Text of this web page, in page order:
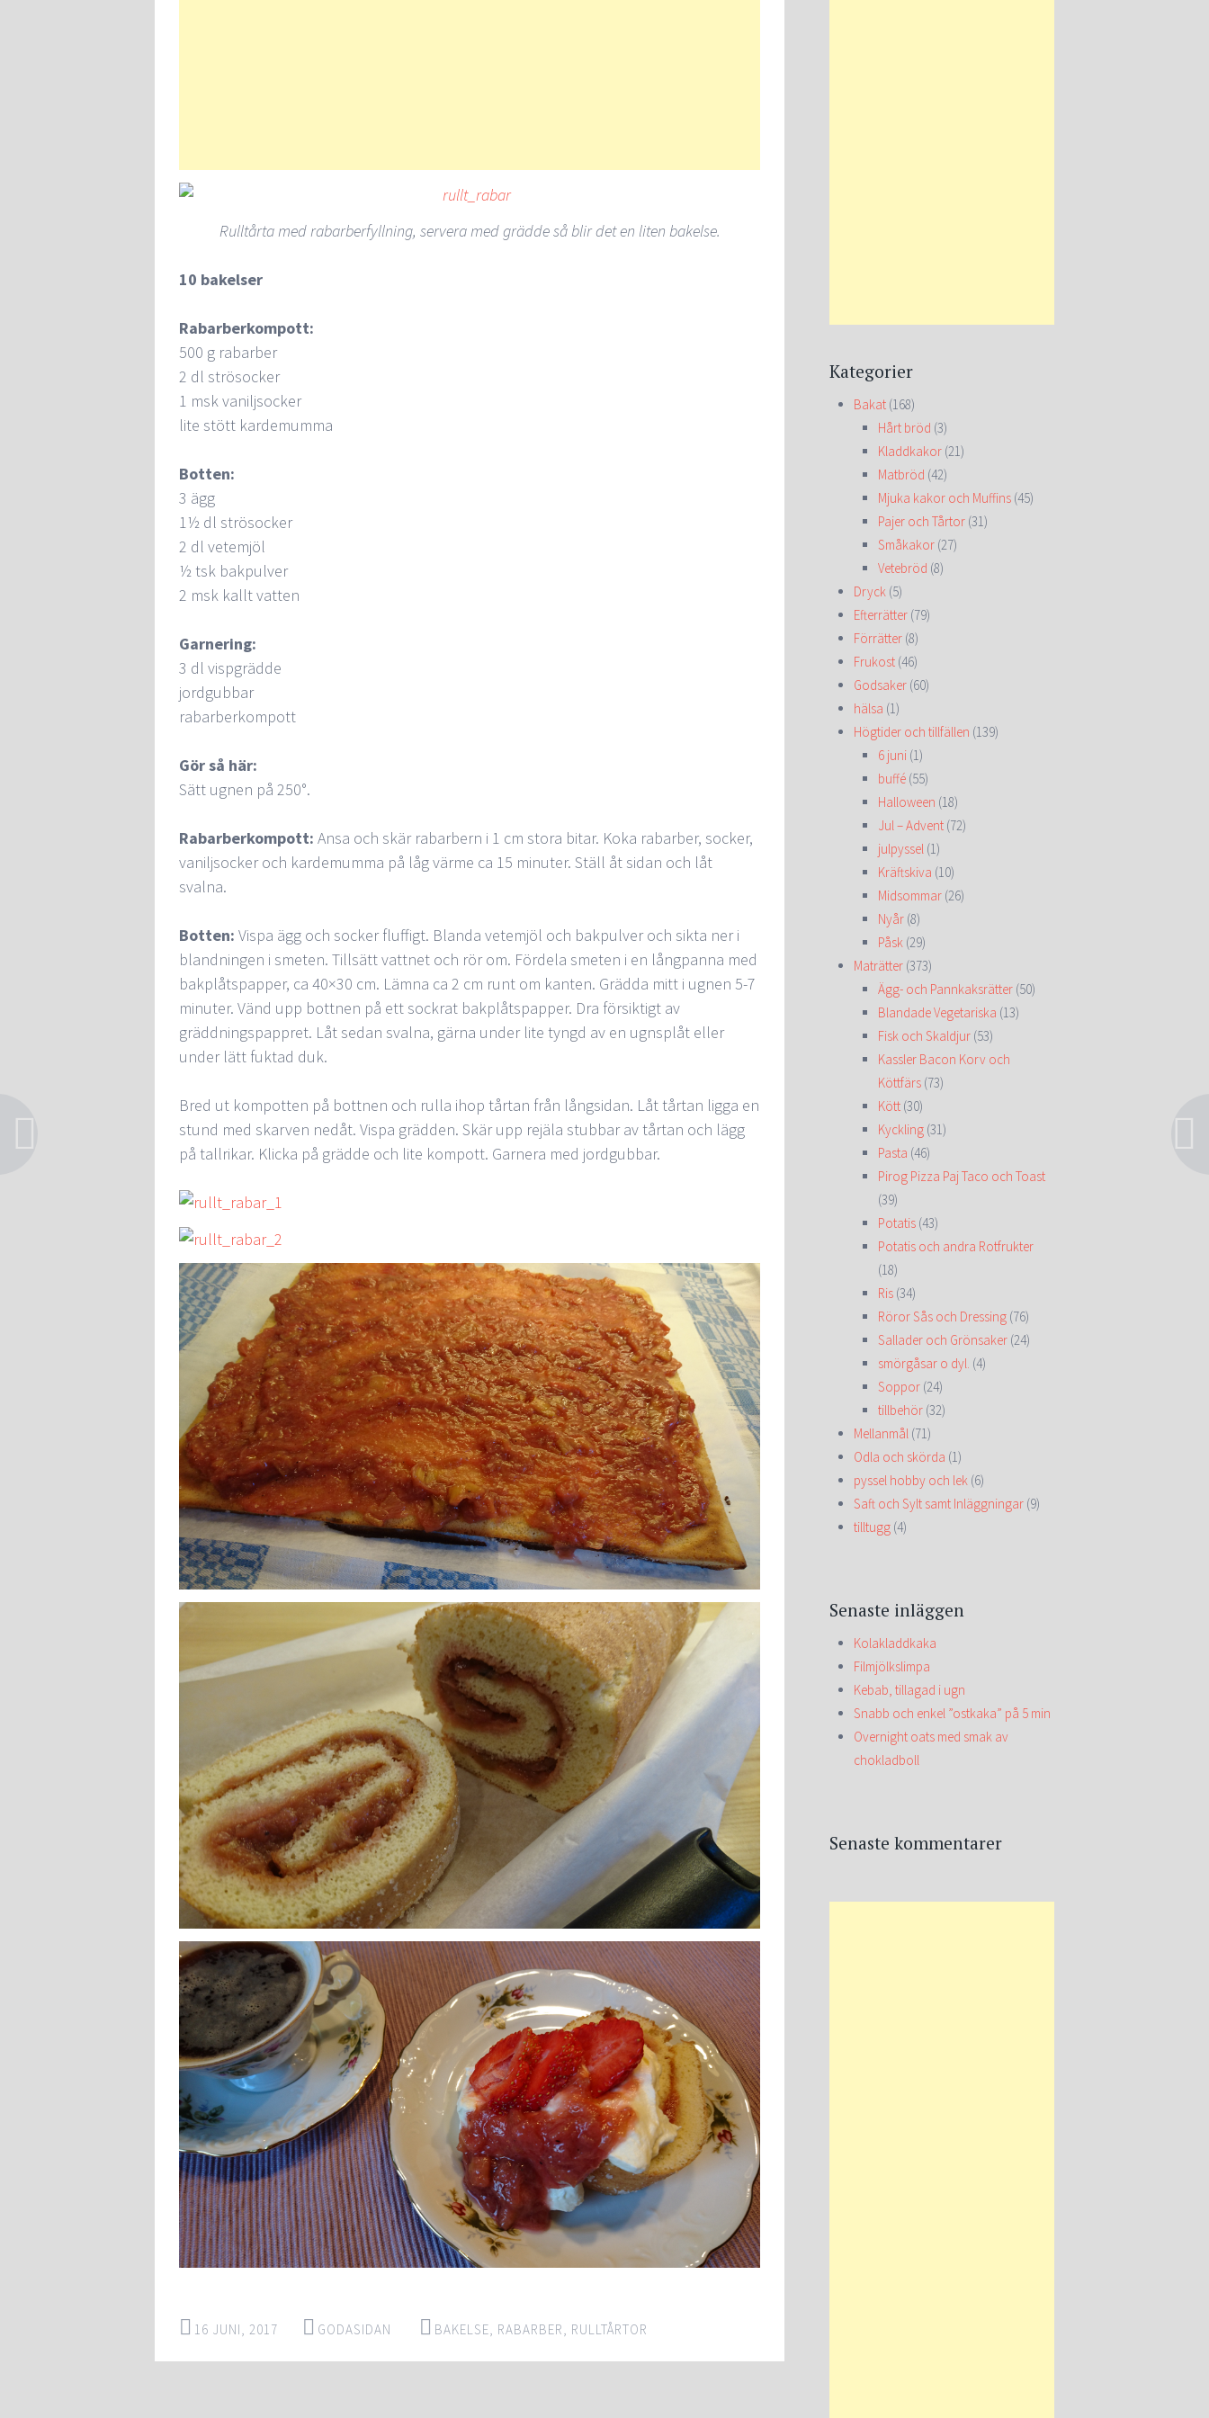
Rulltårta med rabarberfyllning, servera med grädde så blir det en liten bakelse.
10 bakelser
Rabarberkompott:
500 g rabarber
2 dl strösocker
1 msk vaniljsocker
lite stött kardemumma
Botten:
3 ägg
1½ dl strösocker
2 dl vetemjöl
½ tsk bakpulver
2 msk kallt vatten
Garnering:
3 dl vispgrädde
jordgubbar
rabarberkompott
Gör så här:
Sätt ugnen på 250°.
Rabarberkompott: Ansa och skär rabarbern i 1 cm stora bitar. Koka rabarber, socker,
vaniljsocker och kardemumma på låg värme ca 15 minuter. Ställ åt sidan och låt
svalna.
Botten: Vispa ägg och socker fluffigt. Blanda vetemjöl och bakpulver och sikta ner i
blandningen i smeten. Tillsätt vattnet och rör om. Fördela smeten i en långpanna med
bakplåtspapper, ca 40×30 cm. Lämna ca 2 cm runt om kanten. Grädda mitt i ugnen 5-7
minuter. Vänd upp bottnen på ett sockrat bakplåtspapper. Dra försiktigt av
gräddningspappret. Låt sedan svalna, gärna under lite tyngd av en ugnsplåt eller
under lätt fuktad duk.
Bred ut kompotten på bottnen och rulla ihop tårtan från långsidan. Låt tårtan ligga en
stund med skarven nedåt. Vispa grädden. Skär upp rejäla stubbar av tårtan och lägg
på tallrikar. Klicka på grädde och lite kompott. Garnera med jordgubbar.
16 JUNI, 2017 GODASIDAN BAKELSE, RABARBER, RULLTÅRTOR
Kategorier
Bakat (168)
Hårt bröd (3)
Kladdkakor (21)
Matbröd (42)
Mjuka kakor och Muffins (45)
Pajer och Tårtor (31)
Småkakor (27)
Vetebröd (8)
Dryck (5)
Efterrätter (79)
Förrätter (8)
Frukost (46)
Godsaker (60)
hälsa (1)
Högtider och tillfällen (139)
6 juni (1)
buffé (55)
Halloween (18)
Jul – Advent (72)
julpyssel (1)
Kräftskiva (10)
Midsommar (26)
Nyår (8)
Påsk (29)
Maträtter (373)
Ägg- och Pannkaksrätter (50)
Blandade Vegetariska (13)
Fisk och Skaldjur (53)
Kassler Bacon Korv och
Köttfärs (73)
Kött (30)
Kyckling (31)
Pasta (46)
Pirog Pizza Paj Taco och Toast
(39)
Potatis (43)
Potatis och andra Rotfrukter
(18)
Ris (34)
Röror Sås och Dressing (76)
Sallader och Grönsaker (24)
smörgåsar o dyl. (4)
Soppor (24)
tillbehör (32)
Mellanmål (71)
Odla och skörda (1)
pyssel hobby och lek (6)
Saft och Sylt samt Inläggningar (9)
tilltugg (4)
Senaste inläggen
Kolakladdkaka
Filmjölkslimpa
Kebab, tillagad i ugn
Snabb och enkel ”ostkaka” på 5 min
Overnight oats med smak av
chokladboll
Senaste kommentarer